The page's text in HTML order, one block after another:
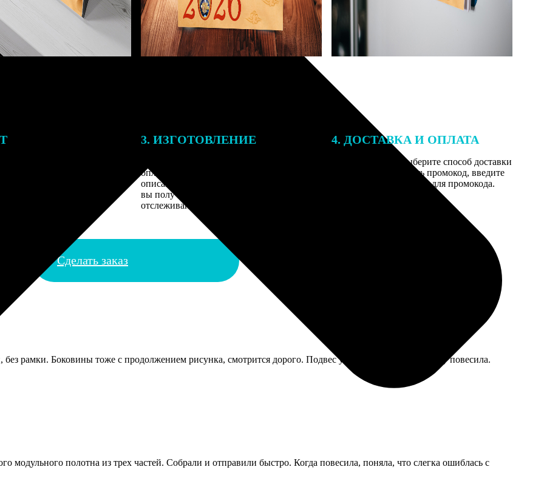
3. ИЗГОТОВЛЕНИЕ
оплаты получите подтверждение на email с
описанием заказа. Когда отправим заказ
вы получите письмо с трек-номером для
отслеживания.
4. ДОСТАВКА И ОПЛАТА
Введите адрес и выберите способ доставки
заказа. Если у вас есть промокод, введите
его в специальное поле для промокода.
Сделать заказ
без рамки. Боковины тоже с продолжением рисунка, смотрится дорого. Подвес уже был прикручен, сразу повесила.
модульного полотна из трех частей. Собрали и отправили быстро. Когда повесила, поняла, что слегка ошиблась с